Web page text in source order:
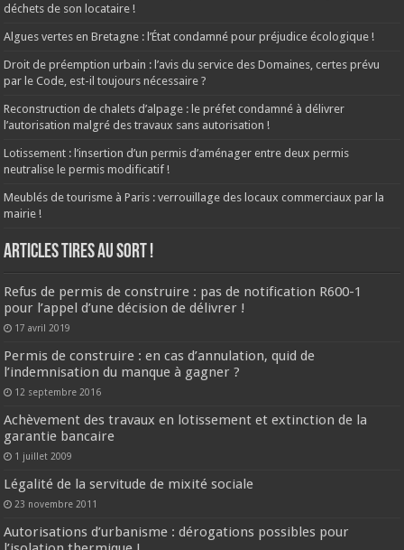
déchets de son locataire !
Algues vertes en Bretagne : l’État condamné pour préjudice écologique !
Droit de préemption urbain : l’avis du service des Domaines, certes prévu
par le Code, est-il toujours nécessaire ?
Reconstruction de chalets d’alpage : le préfet condamné à délivrer
l’autorisation malgré des travaux sans autorisation !
Lotissement : l’insertion d’un permis d’aménager entre deux permis
neutralise le permis modificatif !
Meublés de tourisme à Paris : verrouillage des locaux commerciaux par la
mairie !
ARTICLES TIRES AU SORT !
Refus de permis de construire : pas de notification R600-1
pour l’appel d’une décision de délivrer !
17 avril 2019
Permis de construire : en cas d’annulation, quid de
l’indemnisation du manque à gagner ?
12 septembre 2016
Achèvement des travaux en lotissement et extinction de la
garantie bancaire
1 juillet 2009
Légalité de la servitude de mixité sociale
23 novembre 2011
Autorisations d’urbanisme : dérogations possibles pour